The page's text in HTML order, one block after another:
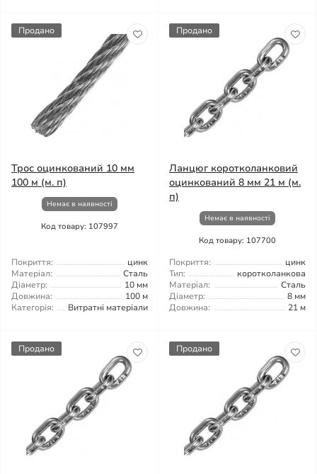
Продано
Трос оцинкований 10 мм
100 м (м. п)
Немає в наявності
Код товару: 107997
Покриття:
цинк
Матеріал:
Сталь
Діаметр:
10 мм
Довжина:
100 м
Категорія:
Витратні матеріали
Продано
Ланцюг коротколанковий
оцинкований 8 мм 21 м (м.
п)
Немає в наявності
Код товару: 107700
Покриття:
цинк
Тип:
коротколанкова
Матеріал:
Сталь
Діаметр:
8 мм
Довжина:
21 м
Продано Продано